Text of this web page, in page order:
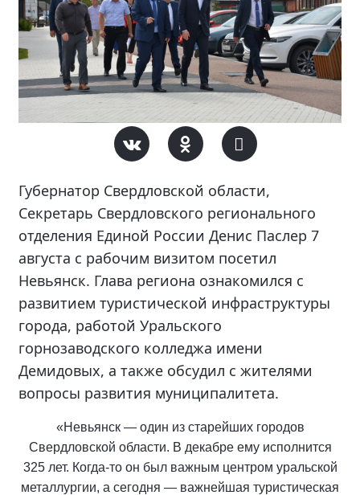
Губернатор Свердловской области,
Секретарь Свердловского регионального
отделения Единой России Денис Паслер 7
августа с рабочим визитом посетил
Невьянск. Глава региона ознакомился с
развитием туристической инфраструктуры
города, работой Уральского
горнозаводского колледжа имени
Демидовых, а также обсудил с жителями
вопросы развития муниципалитета.
«Невьянск — один из старейших городов
Свердловской области. В декабре ему исполнится
325 лет. Когда-то он был важным центром уральской
металлургии, а сегодня — важнейшая туристическая